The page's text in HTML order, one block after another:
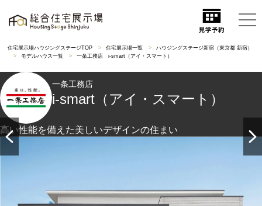
住宅展示場ハウジングステージTOP 住宅展示場一覧
ハウジングステージ新宿（東京都 新宿）
モデルハウス一覧
一条工務店 i-smart（アイ・スマート）
一条工務店
i-smart（アイ・スマート）
高い性能を備えた美しいデザインの住まい